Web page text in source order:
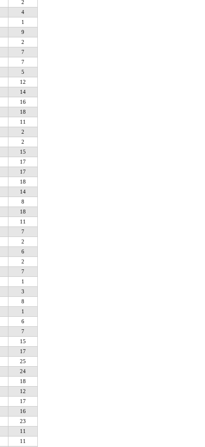
2
4
1
9
2
7
7
5
12
14
16
18
11
2
2
15
17
17
18
14
8
18
11
7
2
6
2
7
1
3
8
1
6
7
15
17
25
24
18
12
17
16
23
11
11